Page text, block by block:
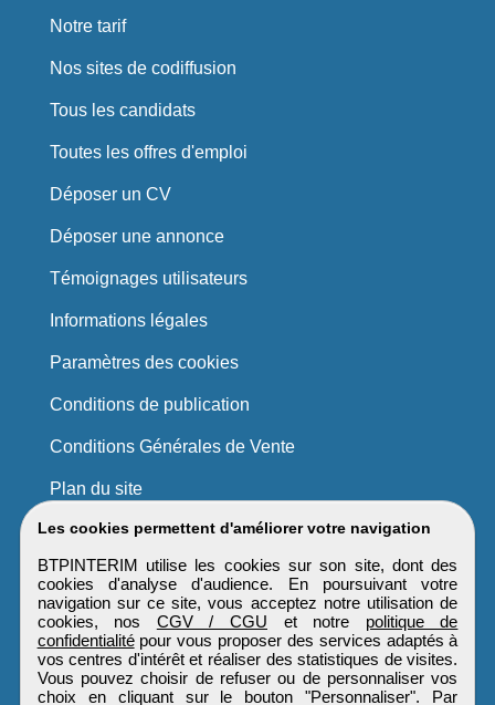
Les cookies permettent d'améliorer votre navigation
BTPINTERIM utilise les cookies sur son site, dont des
cookies d'analyse d'audience. En poursuivant votre
navigation sur ce site, vous acceptez notre utilisation de
cookies, nos CGV / CGU et notre politique de
confidentialitépour vous proposer des services adaptés à
vos centres d'intérêt et réaliser des statistiques de visites.
Vous pouvez choisir de refuser ou de personnaliser vos
choix en cliquant sur le bouton "Personnaliser". Par
Notre tarif
Nos sites de codiffusion
Tous les candidats
Toutes les offres d'emploi
Déposer un CV
Déposer une annonce
Témoignages utilisateurs
Informations légales
Paramètres des cookies
Conditions de publication
Conditions Générales de Vente
Plan du site